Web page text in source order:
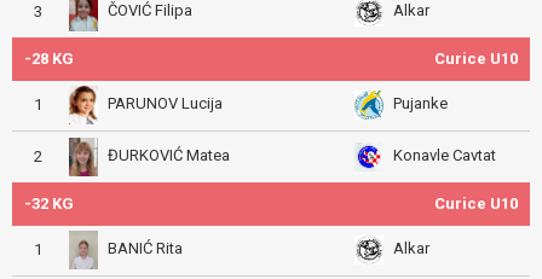
3 ČOVIĆ Filipa Alkar
-28 KG Curice U10
1 PARUNOV Lucija Pujanke
2 ĐURKOVIĆ Matea Konavle Cavtat
-32 KG Curice U10
1 BANIĆ Rita Alkar